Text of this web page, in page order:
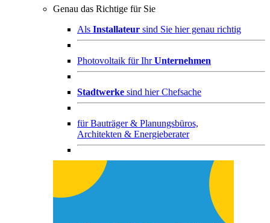
Genau das Richtige für Sie
Als Installateur sind Sie hier genau richtig
Photovoltaik für IhrUnternehmen
Stadtwerke sind hier Chefsache
fürBauträger & Planungsbüros,
Architekten & Energieberater